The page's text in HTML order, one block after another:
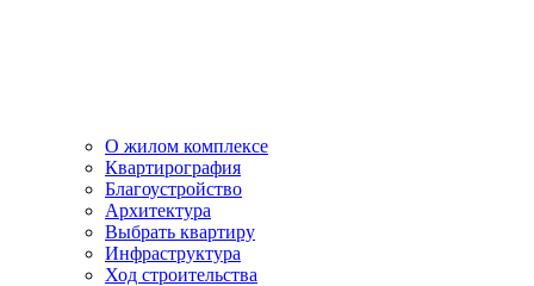
О жилом комплексе
Квартирография
Благоустройство
Архитектура
Выбрать квартиру
Инфраструктура
Ход строительства